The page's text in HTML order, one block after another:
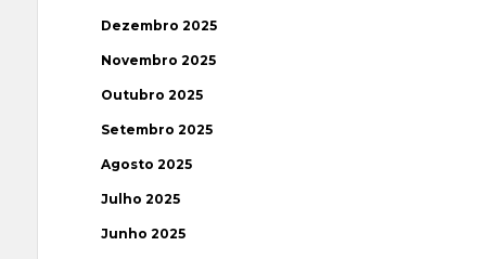
Dezembro 2025
Novembro 2025
Outubro 2025
Setembro 2025
Agosto 2025
Julho 2025
Junho 2025